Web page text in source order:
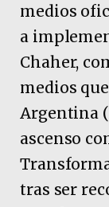
medios
a
Chaher,
medios
Argentina
ascenso
tras ser